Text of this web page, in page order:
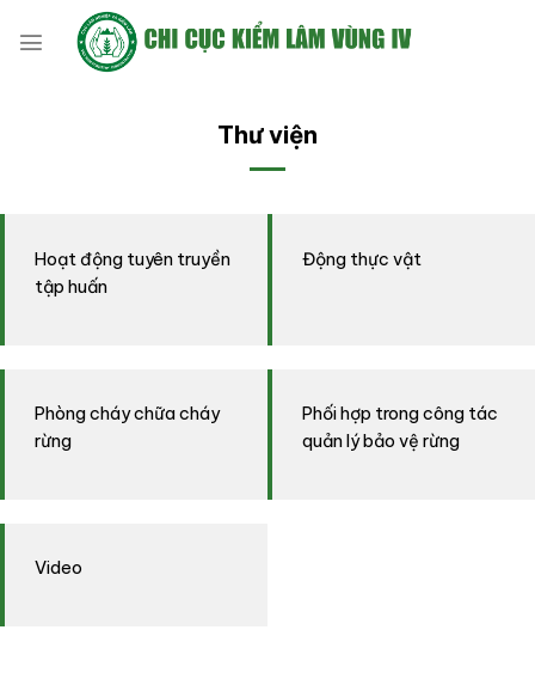
qua
Thư viện
Hoạt động tuyên truyền
tập huấn
Động thực vật
Phòng cháy chữa cháy
rừng
Phối hợp trong công tác
quản lý bảo vệ rừng
Video